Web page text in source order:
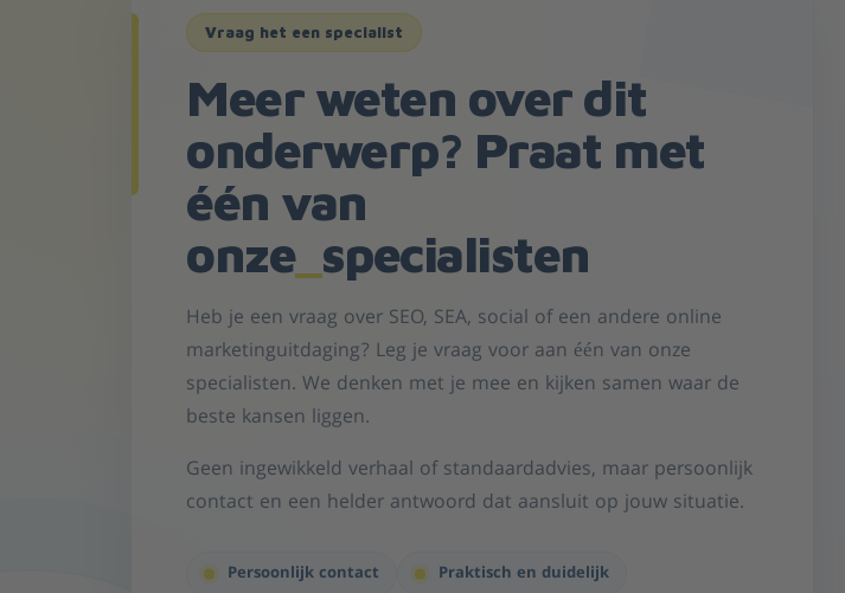
Vraag het een specialist
Meer weten over dit
onderwerp? Praat met
één van
onze_ specialisten
Heb je een vraag over SEO, SEA, social of een andere online
marketinguitdaging? Leg je vraag voor aan één van onze
specialisten. We denken met je mee en kijken samen waar de
beste kansen liggen.
Geen ingewikkeld verhaal of standaardadvies, maar persoonlijk
contact en een helder antwoord dat aansluit op jouw situatie.
Persoonlijk contact
Praktisch en duidelijk